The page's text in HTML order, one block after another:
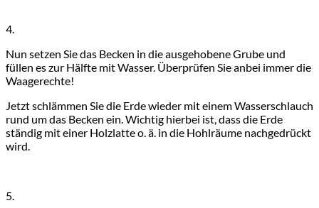
4.
Nun setzen Sie das Becken in die ausgehobene Grube und
füllen es zur Hälfte mit Wasser. Überprüfen Sie anbei immer die
Waagerechte!
Jetzt schlämmen Sie die Erde wieder mit einem Wasserschlauch
rund um das Becken ein. Wichtig hierbei ist, dass die Erde
ständig mit einer Holzlatte o. ä. in die Hohlräume nachgedrückt
wird.
5.